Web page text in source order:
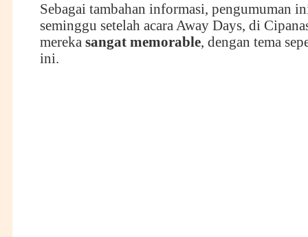
Sebagai tambahan informasi, pengumuman
seminggu setelah acara Away Days, di
mereka sangat memorable, dengan tema
ini.